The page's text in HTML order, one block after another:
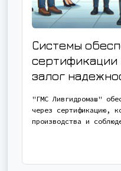
Системы
сертификации
залог
"ГМС Ливгидромаш"
через сертификацию,
производства и